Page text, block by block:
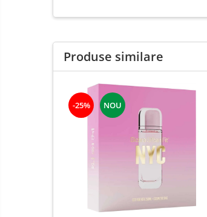
Solutii de curatare si intretinere
gratare exterioare si seminee
Foglia D'Oro
Odorizanti & Neutralizatori pentru
Doze odorizante spray SPRING AIR
Dispensere pentru doze
odorizante spray SPRING AIR
Odorizanti ambientali si tesaturi
Saculeti parfumati si pliculete
Produse similare
-25% NOU